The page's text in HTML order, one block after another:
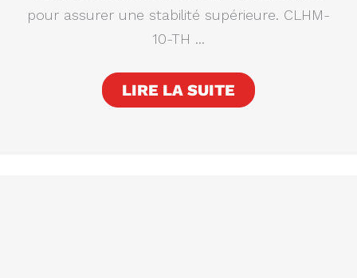
pour assurer une stabilité supérieure. CLHM-
10-TH ...
LIRE LA SUITE